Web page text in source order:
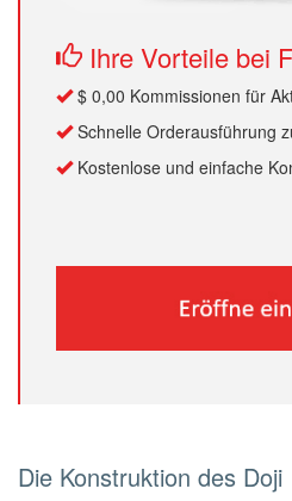
Ihre Vorteile bei
$ 0,00 Kommissionen für
Schnelle Orderausführung
Kostenlose und einfache
Die Konstruktion des Doji